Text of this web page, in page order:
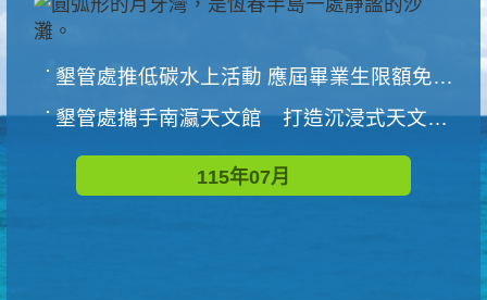
墾管處推低碳水上活動 應屆畢業生限額免費參加
墾管處攜手南瀛天文館 打造沉浸式天文探索營隊
115年07月